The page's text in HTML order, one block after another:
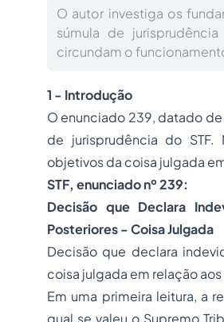
O autor investiga os
súmula de
circundam o
1 - Introdução
O enunciado 239, datado
de jurisprudência do
objetivos da coisa julgada
STF, enunciado nº 239:
Decisão que Declara
Posteriores - Coisa Julgada
Decisão que declara
coisa julgada em relação
Em uma primeira leitura, a
qual se valeu o Supremo